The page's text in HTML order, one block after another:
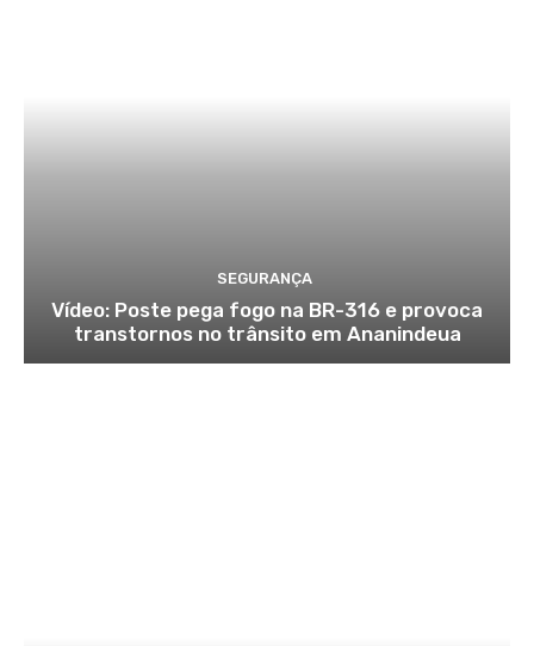
SEGURANÇA
Vídeo: Poste pega fogo na BR-316 e provoca
transtornos no trânsito em Ananindeua